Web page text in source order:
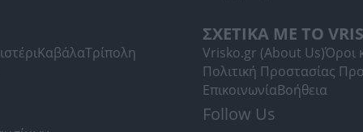
ΚαβάλαΤρίπολη
ΣΧΕΤΙΚΑ ΜΕ ΤΟ
Vrisko.gr (About Us)Όροι
Πολιτική Προστασίας
ΕπικοινωνίαΒοήθεια
Follow Us